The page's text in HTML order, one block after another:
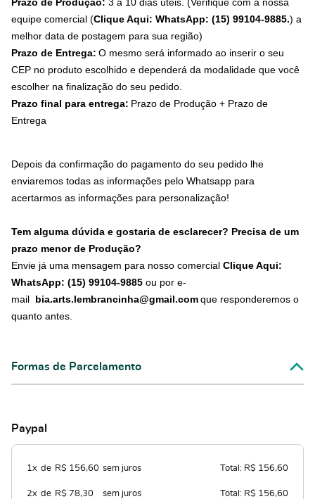
equipe comercial (Clique Aqui: WhatsApp: (15) 99104-9885.) a
melhor data de postagem para sua região)
Prazo de Entrega: O mesmo será informado ao inserir o seu
CEP no produto escolhido e dependerá da modalidade que você
escolher na finalização do seu pedido.
Prazo final para entrega: Prazo de Produção + Prazo de
Entrega
Depois da confirmação do pagamento do seu pedido lhe
enviaremos todas as informações pelo Whatsapp para
acertarmos as informações para personalização!
Tem alguma dúvida e gostaria de esclarecer? Precisa de um
prazo menor de Produção?
Envie já uma mensagem para nosso comercial Clique Aqui:
WhatsApp: (15) 99104-9885 ou por e-
mail bia.arts.lembrancinha@gmail.comque responderemos o
quanto antes.
Formas de Parcelamento
Paypal
1x de R$ 156,60 sem juros Total: R$ 156,60
2x de R$ 78,30 sem juros Total: R$ 156,60